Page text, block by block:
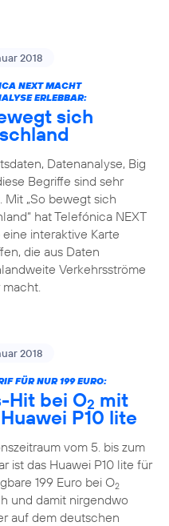
2018
NEXT MACHT
ERLEBBAR:
sich
Datenanalyse, Big
Begriffe sind sehr
Mit „So bewegt sich
hat Telefónica NEXT
interaktive Karte
die aus Daten
Verkehrsströme
2018
FÜR NUR 199 EURO:
Hit bei O2 mit
P10 lite
vom 5. bis zum
ist das Huawei P10 lite für
199 Euro bei O2
und damit nirgendwo
auf dem deutschen